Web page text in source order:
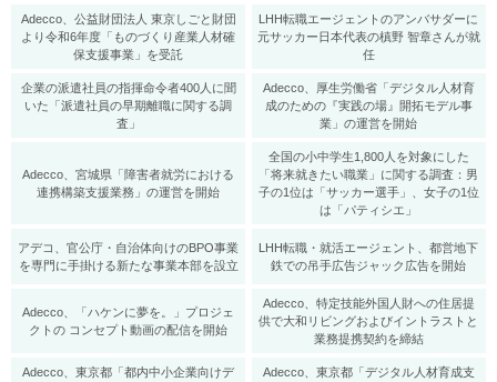
Adecco、公益財団法人 東京しごと財団
より令和6年度「ものづくり産業人材確
保支援事業」を受託
LHH転職エージェントのアンバサダーに
元サッカー日本代表の槙野 智章さんが就
任
企業の派遣社員の指揮命令者400人に聞
いた「派遣社員の早期離職に関する調
査」
Adecco、厚生労働省「デジタル人材育
成のための『実践の場』開拓モデル事
業」の運営を開始
Adecco、宮城県「障害者就労における
連携構築支援業務」の運営を開始
全国の小中学生1,800人を対象にした
「将来就きたい職業」に関する調査：男
子の1位は「サッカー選手」、女子の1位
は「パティシエ」
アデコ、官公庁・自治体向けのBPO事業
を専門に手掛ける新たな事業本部を設立
LHH転職・就活エージェント、都営地下
鉄での吊手広告ジャック広告を開始
Adecco、「ハケンに夢を。」プロジェ
クトの コンセプト動画の配信を開始
Adecco、特定技能外国人財への住居提
供で大和リビングおよびイントラストと
業務提携契約を締結
Adecco、東京都「都内中小企業向けデ
Adecco、東京都「デジタル人材育成支